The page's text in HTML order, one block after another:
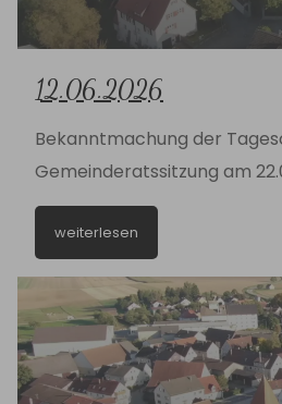
12.06.2026
Bekanntmachung der
Gemeinderatssitzung am
weiterlesen